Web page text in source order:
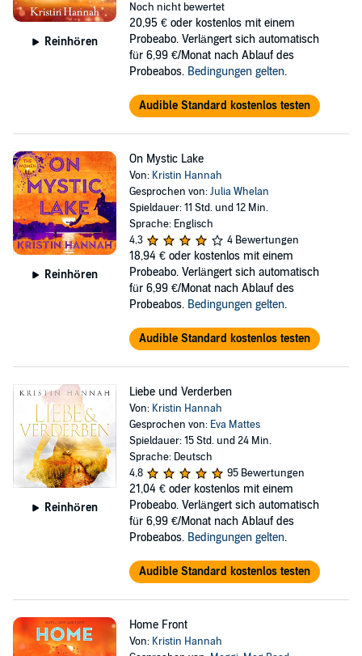
Reinhören
Noch nicht bewertet
20,95 € oder kostenlos mit einem
Probeabo. Verlängert sich automatisch
für 6,99 €/Monat nach Ablauf des
Probeabos. Bedingungen gelten.
Audible Standard kostenlos testen
Reinhören
On Mystic Lake
Von: Kristin Hannah
Gesprochen von:Julia Whelan
Spieldauer: 11 Std. und 12 Min.
Sprache: Englisch
4,3
4 Bewertungen
18,94 € oder kostenlos mit einem
Probeabo. Verlängert sich automatisch
für 6,99 €/Monat nach Ablauf des
Probeabos. Bedingungen gelten.
Audible Standard kostenlos testen
Reinhören
Liebe und Verderben
Von: Kristin Hannah
Gesprochen von: Eva Mattes
Spieldauer: 15 Std. und 24 Min.
Sprache: Deutsch
4,8
95 Bewertungen
21,04 € oder kostenlos mit einem
Probeabo. Verlängert sich automatisch
für 6,99 €/Monat nach Ablauf des
Probeabos. Bedingungen gelten.
Audible Standard kostenlos testen
Home Front
Von: Kristin Hannah